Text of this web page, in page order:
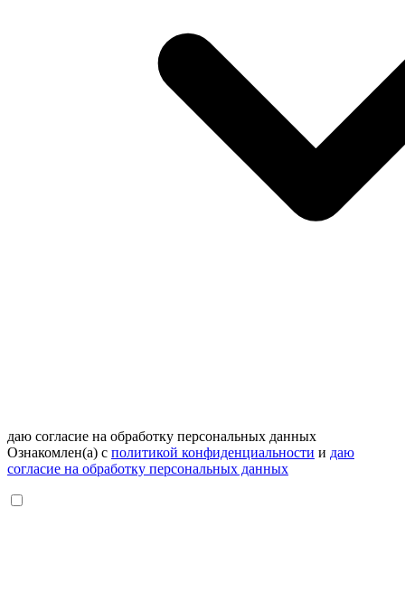
даю согласие на обработку персональных данных
Ознакомлен(а) с политикой конфиденциальности и даю
согласие на обработку персональных данных